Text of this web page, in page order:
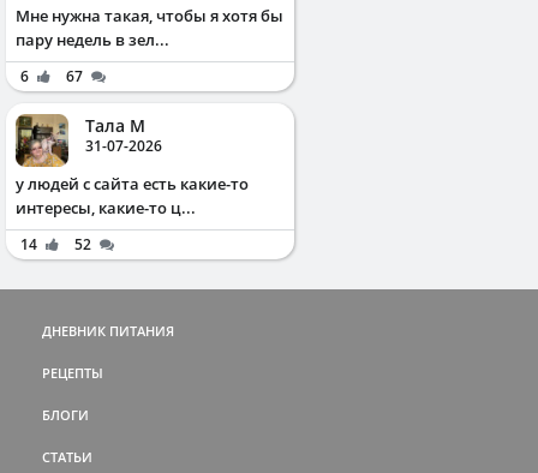
Мне нужна такая, чтобы я хотя бы
пару недель в зел...
6 67
Тала М
31-07-2026
у людей с сайта есть какие-то
интересы, какие-то ц...
14 52
ДНЕВНИК ПИТАНИЯ
РЕЦЕПТЫ
БЛОГИ
СТАТЬИ